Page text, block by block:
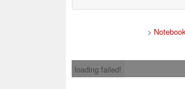
>
loading failed!